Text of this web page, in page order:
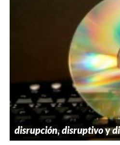
disrupción,disruptivoy